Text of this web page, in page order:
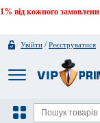
1% від кожного
Увійти /Реєструватися